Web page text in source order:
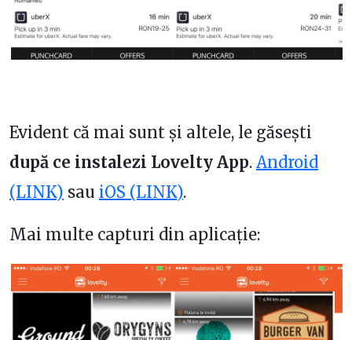
Evident că mai sunt și altele, le găsești
după ce instalezi Lovelty App. Android
(LINK) sau iOS (LINK).
Mai multe capturi din aplicație: